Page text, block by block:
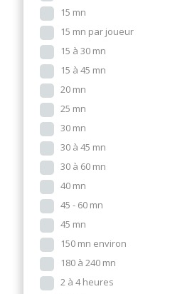
15 mn
15 mn par joueur
15 à 30 mn
15 à 45 mn
20 mn
25 mn
30 mn
30 à 45 mn
30 à 60 mn
40 mn
45 - 60 mn
45 mn
150 mn environ
180 à 240 mn
2 à 4 heures